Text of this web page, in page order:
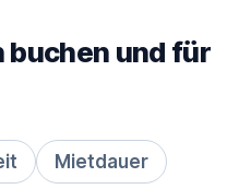
buchen und für
Mietdauer